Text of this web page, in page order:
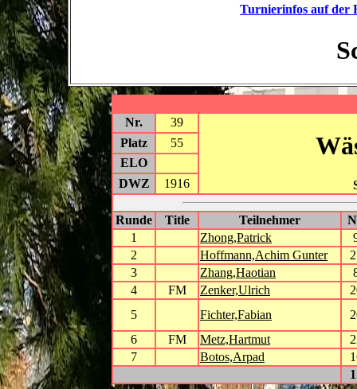
Turnierinfos auf der
Nr. 39
Platz
55
ELO
DWZ
1916
Runde Title Teilnehmer
1
Zhong,Patrick
2
Hoffmann,Achim Gunter
3
Zhang,Haotian
4
FM Zenker,Ulrich
5
Fichter,Fabian
6
FM Metz,Hartmut
7
Botos,Arpad